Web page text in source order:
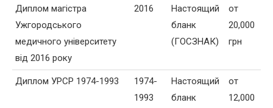
Диплом магістра
Ужгородського
медичного університету
від 2016 року
2016
Настоящий
бланк
(ГОСЗНАК)
от
20,000
грн
Диплом УPСР 1974-1993
1974-
1993
Настоящий
бланк
от
12,000